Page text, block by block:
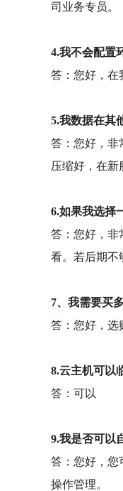
司业务专员。
4.我不会配置
答：您好，在
5.我数据在其
答：您好，非
压缩好，在新
6.如果我选择
答：您好，非
看。若后期不
7、我需要买
答：您好，选
8.云主机可以
答：可以
9.我是否可以
答：您好，您
操作管理。